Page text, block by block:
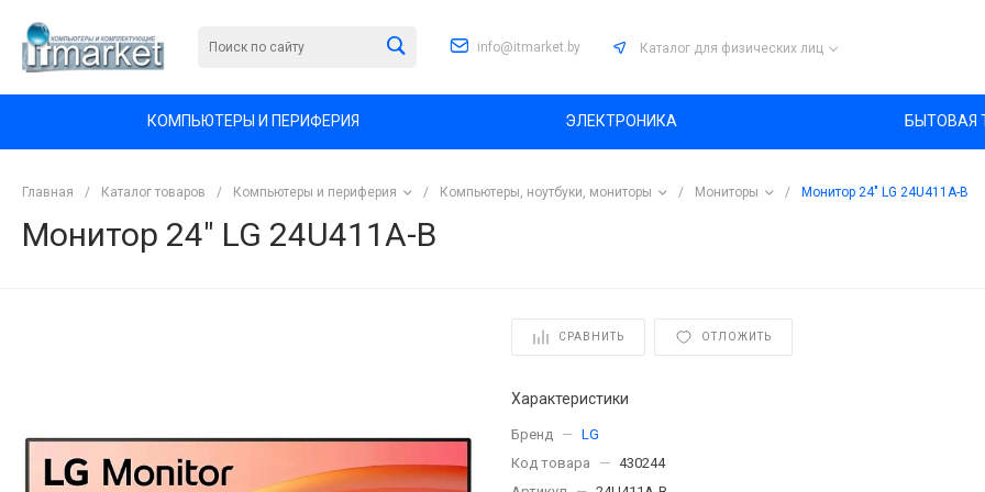
info@itmarket.by Каталог для физических лиц
КОМПЬЮТЕРЫ И ПЕРИФЕРИЯ ЭЛЕКТРОНИКА БЫТОВАЯ
Главная / Каталог товаров / Компьютеры и периферия / Компьютеры, ноутбуки, мониторы / Мониторы / Монитор 24" LG 24U411A-B
Монитор 24" LG 24U411A-B
СРАВНИТЬ ОТЛОЖИТЬ
Характеристики
Бренд — LG
Код товара
— 430244